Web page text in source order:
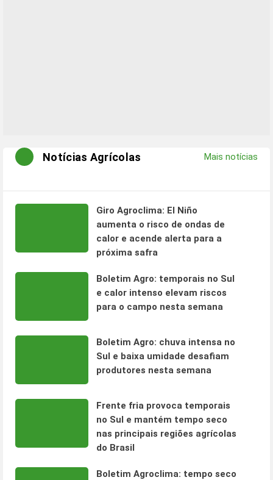
Notícias Agrícolas Mais notícias
Giro Agroclima: El Niño
aumenta o risco de ondas de
calor e acende alerta para a
próxima safra
Boletim Agro: temporais no Sul
e calor intenso elevam riscos
para o campo nesta semana
Boletim Agro: chuva intensa no
Sul e baixa umidade desafiam
produtores nesta semana
Frente fria provoca temporais
no Sul e mantém tempo seco
nas principais regiões agrícolas
do Brasil
Boletim Agroclima: tempo seco